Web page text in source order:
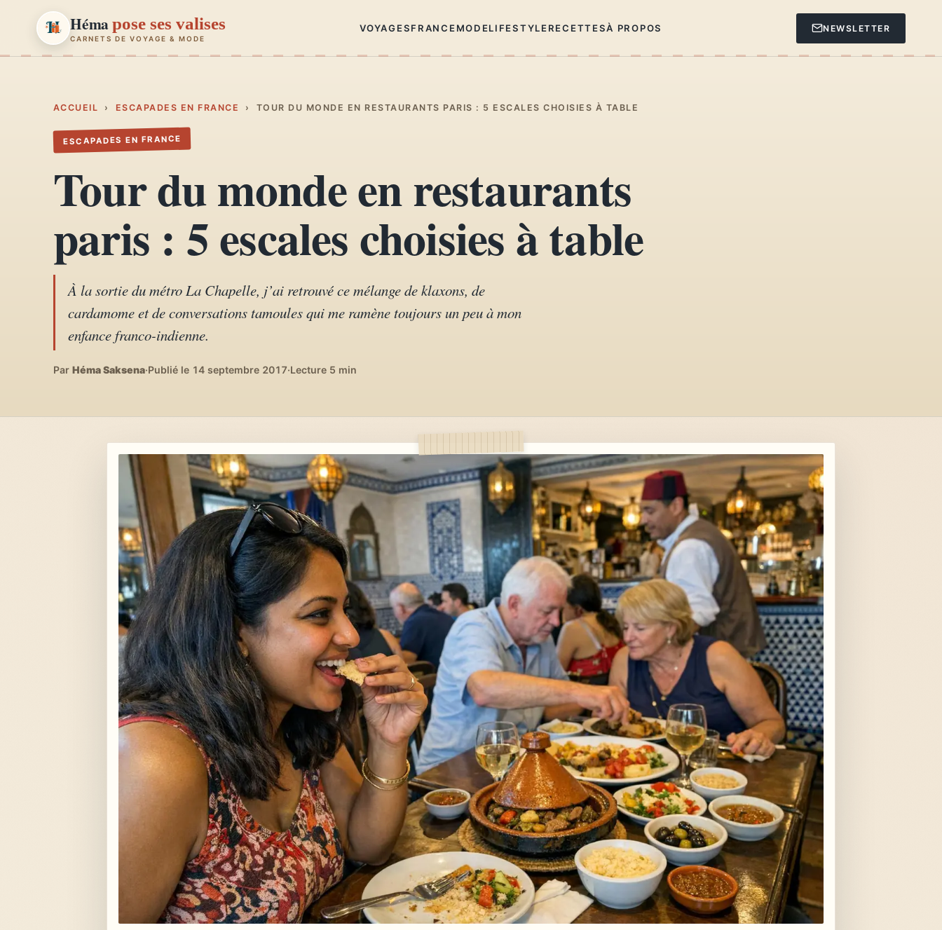
Hémapose ses valises
CARNETS DE VOYAGE & MODE
VOYAGESFRANCEMODELIFESTYLERECETTESÀ PROPOS NEWSLETTER
01 Carnets de voyage
Escapades en France
Provence, Paris, Marseille…
Mode et style
04 Lifestyle & déco
DIY, intérieurs, bonheur
Recettes du monde
Qui est Héma ?
ACCUEIL › ESCAPADES EN FRANCE › TOUR DU MONDE EN RESTAURANTS PARIS : 5 ESCALES CHOISIES À TABLE
ESCAPADES EN FRANCE
Tour du monde en restaurants
paris : 5 escales choisies à table
À la sortie du métro La Chapelle, j’ai retrouvé ce mélange de klaxons, de
cardamome et de conversations tamoules qui me ramène toujours un peu à mon
enfance franco-indienne.
Par Héma Saksena·Publié le 14 septembre 2017·Lecture 5 min